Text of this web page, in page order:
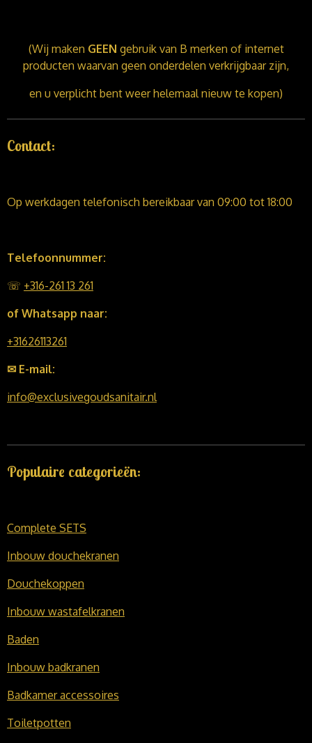
(Wij maken GEEN gebruik van B merken of internet
producten waarvan geen onderdelen verkrijgbaar zijn,
en u verplicht bent weer helemaal nieuw te kopen)
Contact:
Op werkdagen telefonisch bereikbaar van 09:00 tot 18:00
Telefoonnummer:
☏ +316-261 13 261
of Whatsapp naar:
+31626113261
✉ E-mail:
info@exclusivegoudsanitair.nl
Populaire categorieën:
Complete SETS
Inbouw douchekranen
Douchekoppen
Inbouw wastafelkranen
Baden
Inbouw badkranen
Badkamer accessoires
Toiletpotten